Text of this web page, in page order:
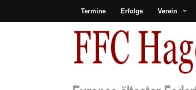
Termine Erfolge Verein